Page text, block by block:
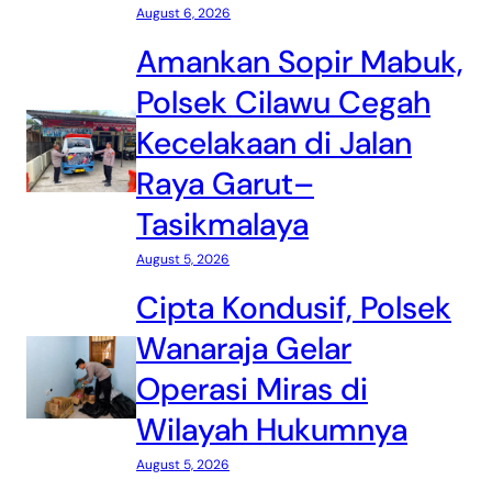
August 6, 2026
Amankan Sopir Mabuk,
Polsek Cilawu Cegah
Kecelakaan di Jalan
Raya Garut–
Tasikmalaya
August 5, 2026
Cipta Kondusif, Polsek
Wanaraja Gelar
Operasi Miras di
Wilayah Hukumnya
August 5, 2026